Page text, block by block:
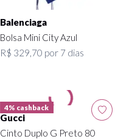
Balenciaga
Bolsa Mini City Azul
R$ 329,70 por 7 dias
4% cashback
Gucci
Cinto Duplo G Preto 80